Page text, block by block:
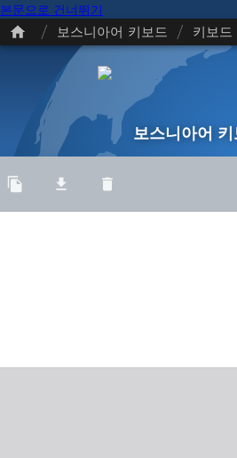
본문으로 건너뛰기
/ 보스니아어 키보드 / 키보드
보스니아어